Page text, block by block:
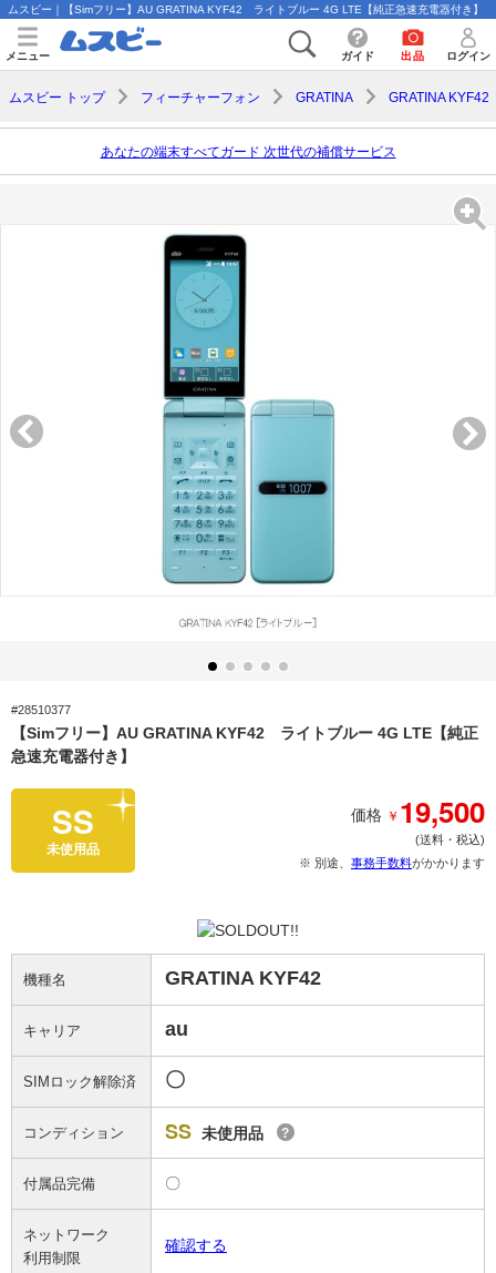
ムスビー｜【Simフリー】AU GRATINA KYF42 ライトブルー 4G LTE【純正急速充電器付き】
メニュー ガイド 出品 ログイン
ムスビー トップ フィーチャーフォン GRATINA GRATINA KYF42
あなたの端末すべてガード 次世代の補償サービス
#28510377
【Simフリー】AU GRATINA KYF42 ライトブルー 4G LTE【純正
急速充電器付き】
SS
未使用品
価格 ￥ 19,500
(送料・税込)
※ 別途、 事務手数料がかかります
機種名 GRATINA KYF42
キャリア au
SIMロック解除済 〇
コンディション SS 未使用品 ?
付属品完備 〇
ネットワーク
利用制限
確認する